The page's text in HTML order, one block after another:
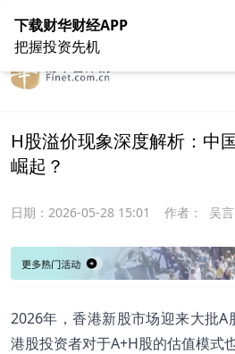
在线客服 关于我们
H股溢价现象深度解析：中
崛起？
日期： 2026-05-28 15:01 作者： 吴言
2026年，香港新股市场迎来大批A
港股投资者对于A+H股的估值模式
下载财华财经APP
把握投资先机